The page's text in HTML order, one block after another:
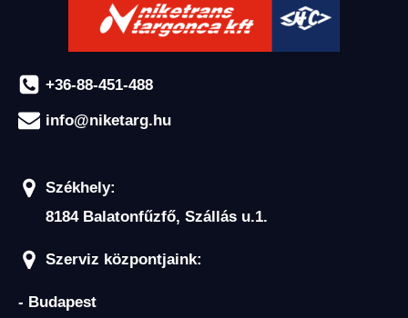
+36-88-451-488
info@niketarg.hu
Székhely:
8184 Balatonfűzfő, Szállás u.1.
Szerviz központjaink:
- Budapest